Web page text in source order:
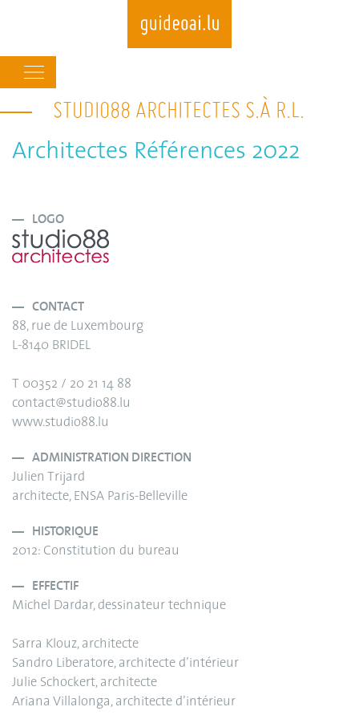
Skip
to
content
navigation
STUDIO88 ARCHITECTES S.À R.L.
Architectes Références 2022
LOGO
CONTACT
88, rue de Luxembourg
L-8140 BRIDEL
T 00352 / 20 21 14 88
contact@studio88.lu
www.studio88.lu
ADMINISTRATION DIRECTION
Julien Trijard
architecte, ENSA Paris-Belleville
HISTORIQUE
2012: Constitution du bureau
EFFECTIF
Michel Dardar, dessinateur technique
Sarra Klouz, architecte
Sandro Liberatore, architecte d’intérieur
Julie Schockert, architecte
Ariana Villalonga, architecte d’intérieur